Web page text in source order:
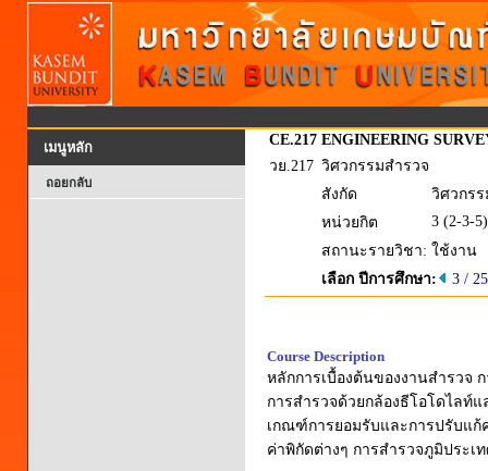
เมนูหลัก
ถอยกลับ
CE.217 ENGINEERING
วย.217 วิศวกรรมสำรวจ
สังกัด
วิศวกร
หน่วยกิต
3 (2-3-5)
สถานะรายวิชา: ใช้งาน
เลือก ปีการศึกษา:
3 /
Course Description
หลักการเบื้องต้นของงานสำรวจ
การสำรวจด้วยกล้องธีโอโดไลท์
เกณฑ์การยอมรับและการปรับแก้
ค่าพิกัดต่างๆ การสำรวจภูมิประเ